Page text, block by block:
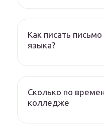
Как писать письмо
языка?
Сколько по
колледже